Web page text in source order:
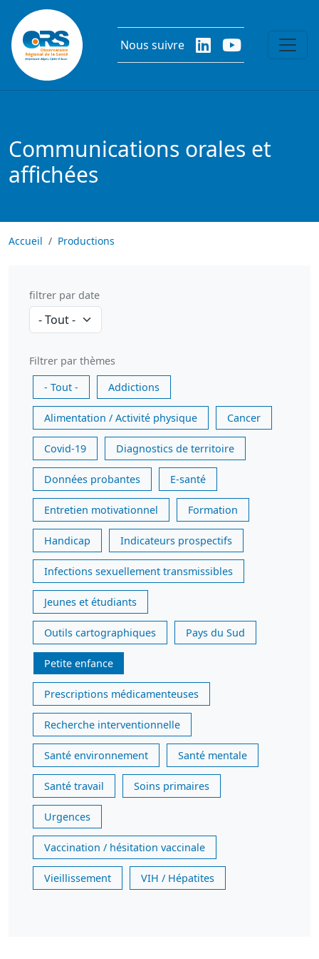
Aller au contenu principal
Nous suivre
Communications orales et
affichées
Accueil Productions
filtrer par date
Filtrer par thèmes
- Tout -
Addictions
Alimentation / Activité physique Cancer
Covid-19 Diagnostics de territoire
Données probantes E-santé
Entretien motivationnel Formation
Handicap Indicateurs prospectifs
Infections sexuellement transmissibles
Jeunes et étudiants
Outils cartographiques Pays du Sud
Petite enfance
Prescriptions médicamenteuses
Recherche interventionnelle
Santé environnement Santé mentale
Santé travail Soins primaires
Urgences
Vaccination / hésitation vaccinale
Vieillissement VIH / Hépatites